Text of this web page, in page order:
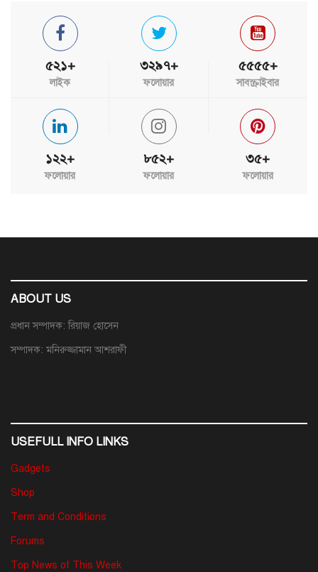
৫২১+
লাইক
৩২৯৭+
ফলোয়ার
৫৫৫৫+
সাবস্ক্রাইবার
১২২+
ফলোয়ার
৮৫২+
ফলোয়ার
৩৫+
ফলোয়ার
ABOUT US
প্রধান সম্পাদক: রিয়াজ হোসেন
সম্পাদক: মনিরুজ্জামান আশরাফী
USEFULL INFO LINKS
Gadgets
Shop
Term and Conditions
Forums
Top News of This Week